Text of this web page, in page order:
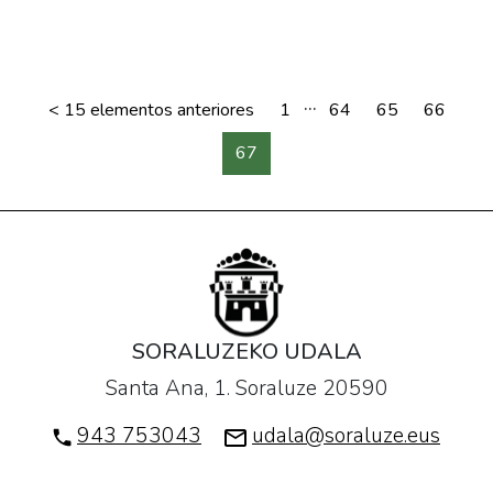
< 15 elementos anteriores 1 ... 64 65
66
67
SORALUZEKO UDALA
Santa Ana, 1. Soraluze 20590
943 753043
udala@soraluze.eus